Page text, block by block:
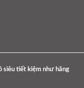
siêu tiết kiệm như hãng